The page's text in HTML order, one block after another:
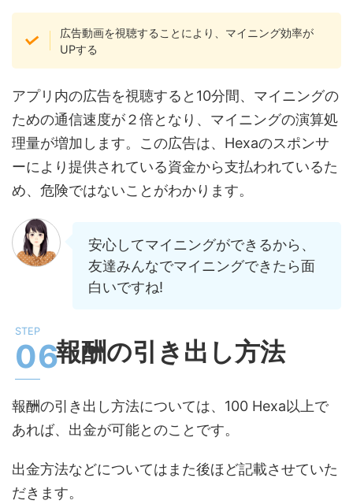
広告動画を視聴することにより、マイニング効率が
UPする
アプリ内の広告を視聴すると10分間、マイニングの
ための通信速度が２倍となり、マイニングの演算処
理量が増加します。この広告は、Hexaのスポンサ
ーにより提供されている資金から支払われているた
め、危険ではないことがわかります。
安心してマイニングができるから、
友達みんなでマイニングできたら面
白いですね!
報酬の引き出し方法
報酬の引き出し方法については、100 Hexa以上で
あれば、出金が可能とのことです。
出金方法などについてはまた後ほど記載させていた
だきます。